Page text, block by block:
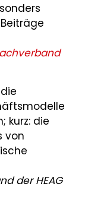
kurz: die
von
der HEAG